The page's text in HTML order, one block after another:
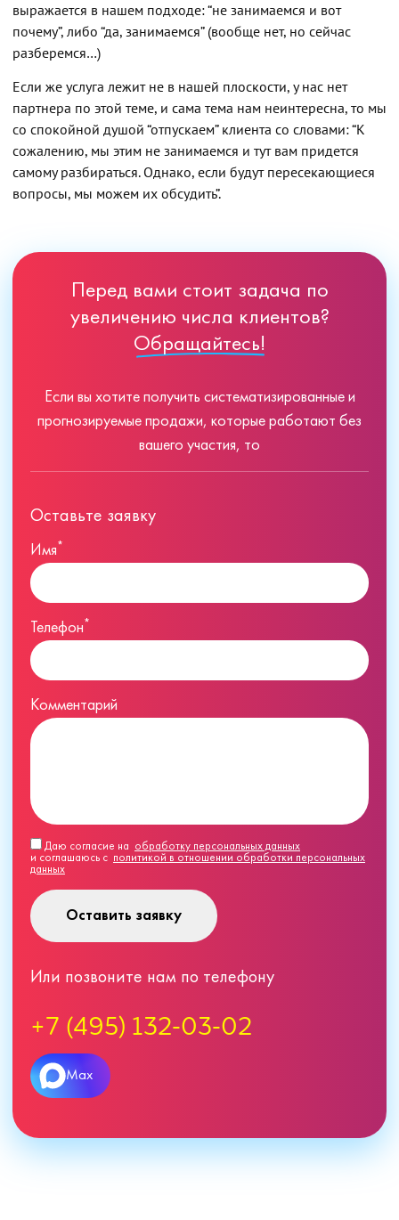
выражается в нашем подходе: “не занимаемся и вот
почему”, либо “да, занимаемся” (вообще нет, но сейчас
разберемся…)
Если же услуга лежит не в нашей плоскости, у нас нет
партнера по этой теме, и сама тема нам неинтересна, то мы
со спокойной душой “отпускаем” клиента со словами: “К
сожалению, мы этим не занимаемся и тут вам придется
самому разбираться. Однако, если будут пересекающиеся
вопросы, мы можем их обсудить”.
Перед вами стоит задача по
увеличению числа клиентов?
Обращайтесь!
Если вы хотите получить систематизированные и
прогнозируемые продажи, которые работают без
вашего участия, то
Оставьте заявку
Имя*
Телефон*
Комментарий
Даю согласие на обработку персональных данных
и соглашаюсь с политикой в отношении обработки персональных
данных
Оставить заявку
Или позвоните нам по телефону
+7 (495) 132-03-02
Max